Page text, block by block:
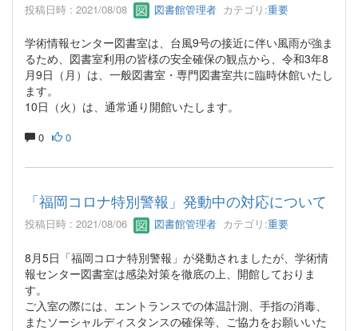
投稿日時 : 2021/08/08 図書館管理者 カテゴリ:重要
学術情報センター図書室は、台風9号の接近に伴い風雨が強ま
るため、図書室利用の皆様の安全確保の観点から、令和3年8
月9日（月）は、一般図書室・専門図書室共に臨時休館いたし
ます。
10日（火）は、通常通り開館いたします。
0 0
「福岡コロナ特別警報」発動中の対応について
投稿日時 : 2021/08/06 図書館管理者 カテゴリ:重要
8月5日「福岡コロナ特別警報」が発動されましたが、学術情
報センター図書室は感染対策を徹底の上、開館しておりま
す。
ご入室の際には、エントランスでの体温計測、手指の消毒、
またソーシャルディスタンスの確保等、ご協力をお願いいた